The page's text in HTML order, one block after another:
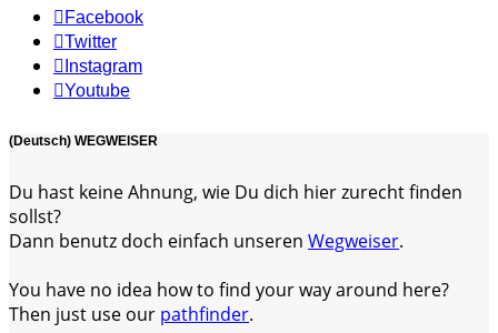
Facebook
Twitter
Instagram
Youtube
(Deutsch) WEGWEISER
Du hast keine Ahnung, wie Du dich hier zurecht finden
sollst?
Dann benutz doch einfach unseren Wegweiser.
You have no idea how to find your way around here?
Then just use our pathfinder.